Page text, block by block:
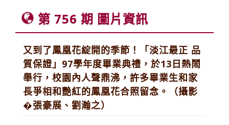
第 756 期 圖片資訊
又到了鳳凰花綻開的季節！「淡江最正 品
質保證」97學年度畢業典禮，於13日熱鬧
舉行，校園內人聲鼎沸，許多畢業生和家
長爭相和艷紅的鳳凰花合照留念。（攝影
�張豪展、劉瀚之）